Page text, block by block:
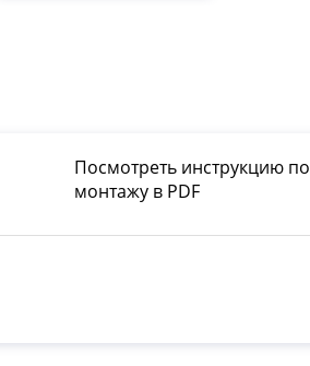
Посмотреть инструкцию по
монтажу в PDF